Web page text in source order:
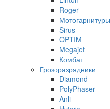
Roger
Мотогарнитуры
Sirus
OPTIM
Megajet
Комбат
Грозоразрядники
Diamond
PolyPhaser
Anli